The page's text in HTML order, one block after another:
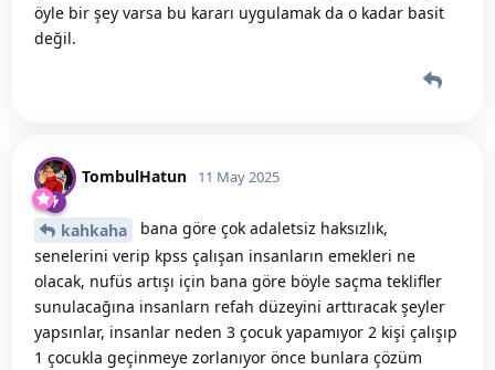
öyle bir şey varsa bu kararı uygulamak da o kadar basit
değil.
TombulHatun 11 May 2025
kahkaha
bana göre çok adaletsiz haksızlık,
senelerini verip kpss çalışan insanların emekleri ne
olacak, nufüs artışı için bana göre böyle saçma teklifler
sunulacağına insanlarn refah düzeyini arttıracak şeyler
yapsınlar, insanlar neden 3 çocuk yapamıyor 2 kişi çalışıp
1 çocukla geçinmeye zorlanıyor önce bunlara çözüm